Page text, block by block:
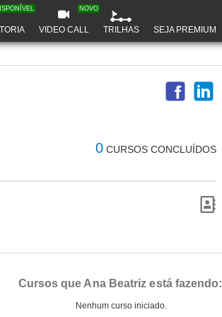
VIDEO CALL
NOVO
TRILHAS SEJA PREMIUM
0 CURSOS CONCLUÍDOS
Cursos que Ana Beatriz está fazendo:
Nenhum curso iniciado.